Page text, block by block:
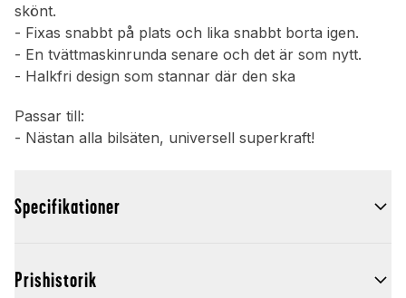
skönt.
- Fixas snabbt på plats och lika snabbt borta igen.
- En tvättmaskinrunda senare och det är som nytt.
- Halkfri design som stannar där den ska
Passar till:
- Nästan alla bilsäten, universell superkraft!
Specifikationer
Prishistorik